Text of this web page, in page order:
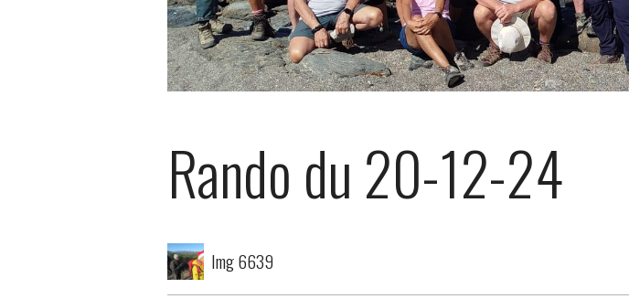
Rando du 20-12-24
Img 6639